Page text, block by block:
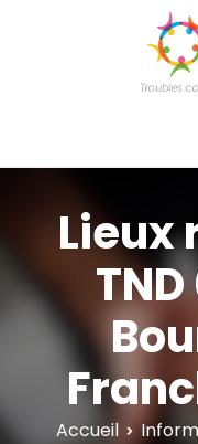
Lieux
Accueil